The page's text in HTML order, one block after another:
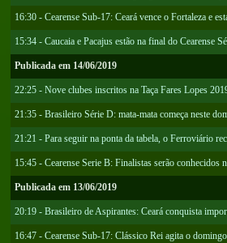
16:30 - Cearense Sub-17: Ceará vence o Fortaleza e
15:34 - Caucaia e Pacajus estão na final do Cearense
Publicada em 14/06/2019
22:25 - Nove clubes inscritos na Taça Fares Lopes
21:35 - Brasileiro Série D: mata-mata começa neste
21:21 - Para seguir na ponta da tabela, o Ferroviário
15:45 - Cearense Serie B: Finalistas serão conhecidos
Publicada em 13/06/2019
20:19 - Brasileiro de Aspirantes: Ceará conquista
16:47 - Cearense Sub-17: Clássico Rei agita o